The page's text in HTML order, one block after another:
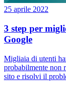
25 aprile 2022
3 step per
Google
Migliaia di utenti
probabilmente non
sito e risolvi il